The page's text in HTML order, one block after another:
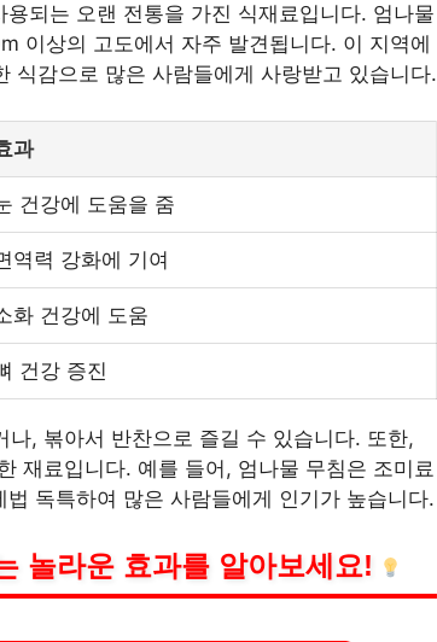
되는 오랜 전통을 가진 식재료입니다. 엄나물
이상의 고도에서 자주 발견됩니다. 이 지역에
식감으로 많은 사람들에게 사랑받고 있습니다.
과
건강에 도움을 줌
역력 강화에 기여
화 건강에 도움
건강 증진
, 볶아서 반찬으로 즐길 수 있습니다. 또한,
재료입니다. 예를 들어, 엄나물 무침은 조미료
독특하여 많은 사람들에게 인기가 높습니다.
놀라운 효과를 알아보세요!